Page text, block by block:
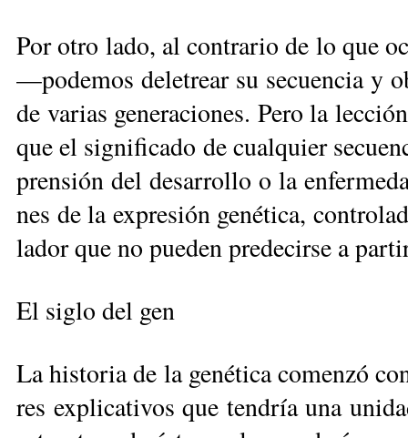
Por otro la­do, al con­tra­rio de lo que
—po­de­mos de­le­trear su se­cuen­cia y
de va­rias ge­ne­ra­cio­nes. Pe­ro la
que el sig­ni­fi­ca­do de cual­quier
pren­sión del de­sa­rro­llo o la
nes de la ex­pre­sión ge­né­ti­ca,
la­dor que no pue­den pre­de­cir­se a
El si­glo del gen
La his­to­ria de la ge­né­ti­ca co­men­zó
res ex­pli­ca­ti­vos que ten­dría una